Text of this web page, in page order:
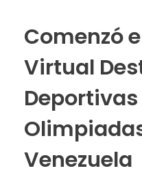
Comenzó
Virtual
Venezuela